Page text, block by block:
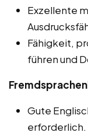
Exzellente
Fähigkeit,
führen und
Gute
erforderlich.